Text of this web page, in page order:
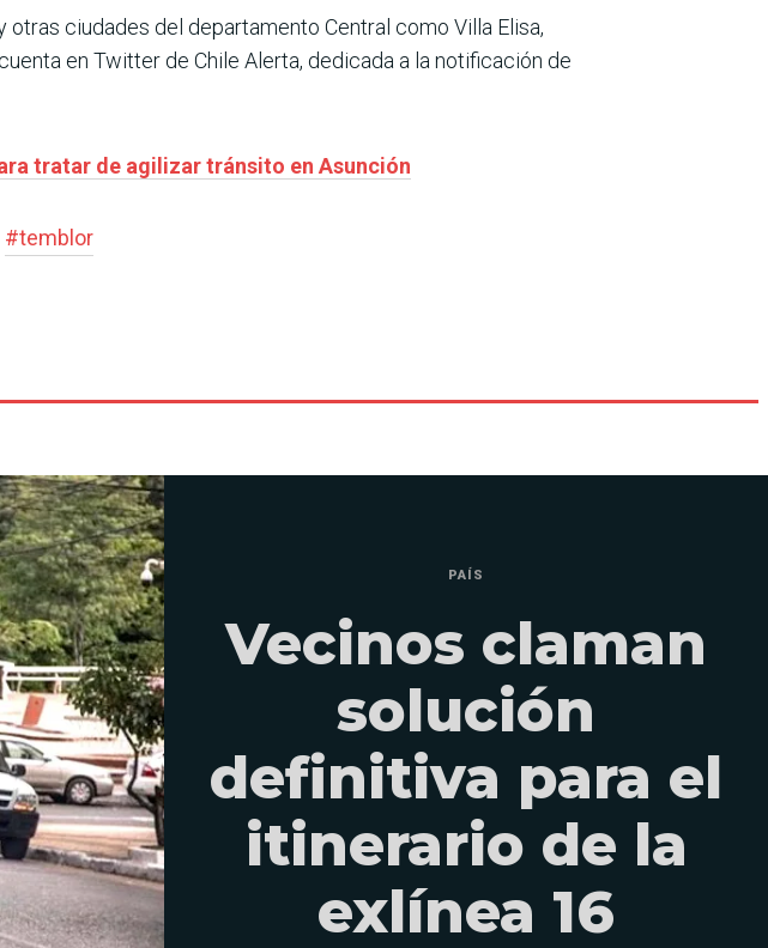
ciudades del departamento Central como Villa Elisa,
en Twitter de Chile Alerta, dedicada a la notificación de
tratar de agilizar tránsito en Asunción
#temblor
PAÍS
Vecinos claman
solución
definitiva para el
itinerario de la
exlínea 16